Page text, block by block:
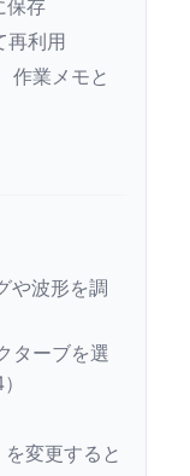
保存
再利用
作業メモと
や波形を調
ターブを選
変更すると